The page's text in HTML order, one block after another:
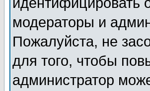
модераторы и
Пожалуйста, не
для того, чтобы
администратор